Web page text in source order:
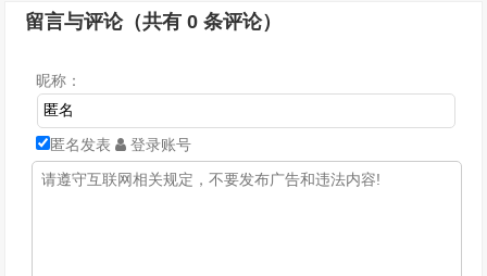
留言与评论（共有0 条评论）
昵称：
匿名发表 登录账号